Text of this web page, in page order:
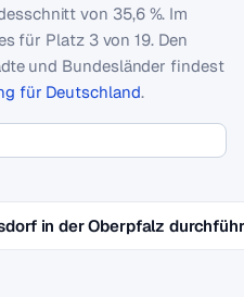
von 35,6 %. Im
für Platz 3 von 19. Den
und Bundesländer findest
für Deutschland.
in der Oberpfalz